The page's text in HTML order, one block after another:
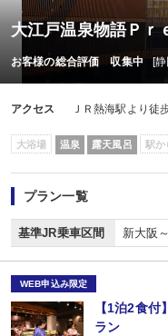
大江戸温泉物語Ｐ
お客様の総合評価 収集中 [
アクセス ＪＲ熱海駅より徒
大浴場 温泉 露天風呂 駅か
プラン一覧
基準JR乗車区間 新大阪
WEB申込み限定
【1泊2食
ラン